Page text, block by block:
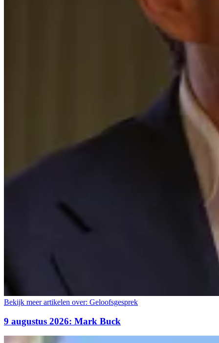
Bekijk meer artikelen over: Geloofsgesprek
9 augustus 2026: Mark Buck